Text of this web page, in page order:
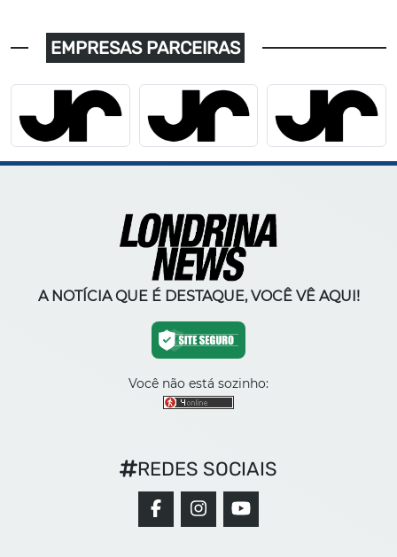
EMPRESAS PARCEIRAS
A NOTÍCIA QUE É DESTAQUE, VOCÊ VÊ AQUI!
Você não está sozinho:
REDES SOCIAIS